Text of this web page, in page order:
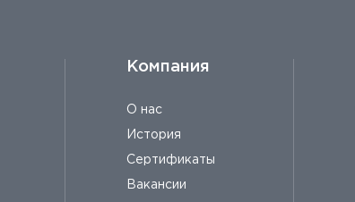
Компания
О нас
История
Сертификаты
Вакансии